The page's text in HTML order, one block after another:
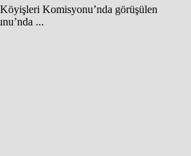
Komisyonu’nda görüşülen
...